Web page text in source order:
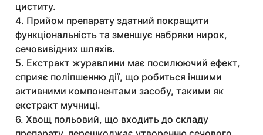
циститу.
4. Прийом препарату здатний покращити
функціональність та зменшує набряки нирок,
сечовивідних шляхів.
5. Екстракт журавлини має посилюючий ефект,
сприяє поліпшенню дії, що робиться іншими
активними компонентами засобу, такими як
екстракт мучниці.
6. Хвощ польовий, що входить до складу